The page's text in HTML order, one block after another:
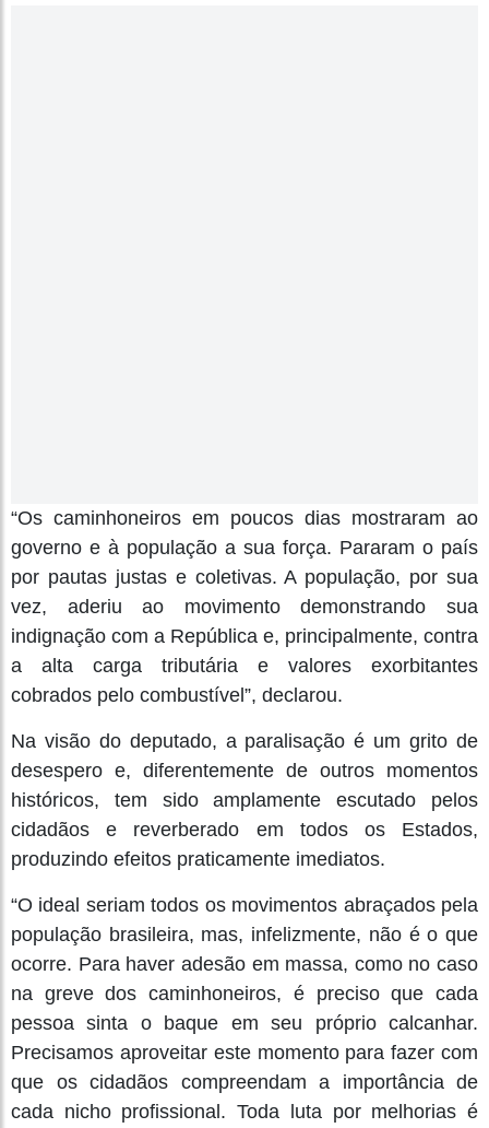
“Os caminhoneiros em poucos dias mostraram ao
governo e à população a sua força. Pararam o país
por pautas justas e coletivas. A população, por sua
vez, aderiu ao movimento demonstrando sua
indignação com a República e, principalmente, contra
a alta carga tributária e valores exorbitantes
cobrados pelo combustível”, declarou.
Na visão do deputado, a paralisação é um grito de
desespero e, diferentemente de outros momentos
históricos, tem sido amplamente escutado pelos
cidadãos e reverberado em todos os Estados,
produzindo efeitos praticamente imediatos.
“O ideal seriam todos os movimentos abraçados pela
população brasileira, mas, infelizmente, não é o que
ocorre. Para haver adesão em massa, como no caso
na greve dos caminhoneiros, é preciso que cada
pessoa sinta o baque em seu próprio calcanhar.
Precisamos aproveitar este momento para fazer com
que os cidadãos compreendam a importância de
cada nicho profissional. Toda luta por melhorias é